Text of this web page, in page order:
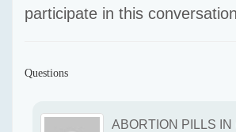
participate in this
Questions
ABORTION PILLS IN